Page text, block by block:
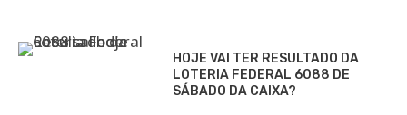
HOJE VAI TER RESULTADO DA
LOTERIA FEDERAL 6088 DE
SÁBADO DA CAIXA?